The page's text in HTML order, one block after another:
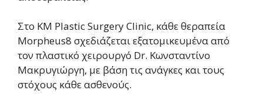
Στο KM Plastic Surgery Clinic, κάθε θεραπεία
Morpheus8 σχεδιάζεται εξατομικευμένα από
τον πλαστικό χειρουργό Dr. Κωνσταντίνο
Μακρυγιώργη, με βάση τις ανάγκες και τους
στόχους κάθε ασθενούς.